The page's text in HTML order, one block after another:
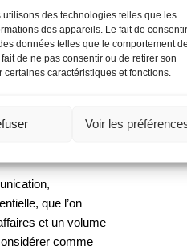
des technologies telles que les
des appareils. Le fait de
données telles que le comportement
de ne pas consentir ou de retirer son
caractéristiques et fonctions.
Voir les
l’apparition du
vente
que l’on
et un volume
comme